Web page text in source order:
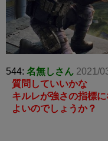
544: 名無しさん 2021/
質問していいかな
キルレが強さの指標
よいのでしょうか？